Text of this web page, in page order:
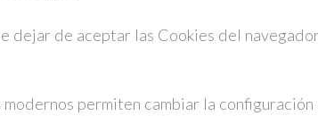
dejar de aceptar las Cookies del
permiten cambiar la